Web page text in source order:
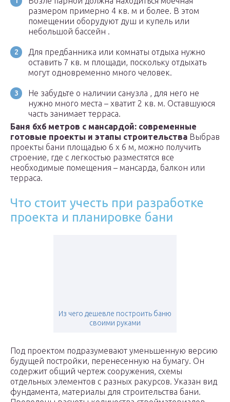
размером примерно 4 кв. м и более. В этом
помещении оборудуют душ и купель или
небольшой бассейн .
Для предбанника или комнаты отдыха нужно
оставить 7 кв. м площади, поскольку отдыхать
могут одновременно много человек.
Не забудьте о наличии санузла , для него не
нужно много места – хватит 2 кв. м. Оставшуюся
часть занимает терраса.
Баня 6х6 метров с мансардой: современные
готовые проекты и этапы строительства Выбрав
проекты бани площадью 6 х 6 м, можно получить
строение, где с легкостью разместятся все
необходимые помещения – мансарда, балкон или
терраса.
Что стоит учесть при разработке
проекта и планировке бани
Из чего дешевле построить баню
своими руками
Под проектом подразумевают уменьшенную версию
будущей постройки, перенесенную на бумагу. Он
содержит общий чертеж сооружения, схемы
отдельных элементов с разных ракурсов. Указан вид
фундамента, материалы для строительства бани.